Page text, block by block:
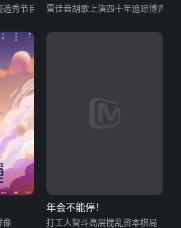
秀节目 雷佳音胡歌上演四十年追踪博弈
像
年会不能停！
打工人智斗高层搅乱资本棋局